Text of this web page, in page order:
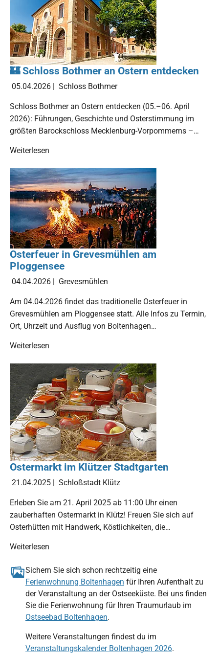
🏰 Schloss Bothmer an Ostern entdecken
05.04.2026 | Schloss Bothmer
Schloss Bothmer an Ostern entdecken (05.–06. April
2026): Führungen, Geschichte und Osterstimmung im
größten Barockschloss Mecklenburg-Vorpommerns –…
Weiterlesen
Osterfeuer in Grevesmühlen am
Ploggensee
04.04.2026 | Grevesmühlen
Am 04.04.2026 findet das traditionelle Osterfeuer in
Grevesmühlen am Ploggensee statt. Alle Infos zu Termin,
Ort, Uhrzeit und Ausflug von Boltenhagen…
Weiterlesen
Ostermarkt im Klützer Stadtgarten
21.04.2025 | Schloßstadt Klütz
Erleben Sie am 21. April 2025 ab 11:00 Uhr einen
zauberhaften Ostermarkt in Klütz! Freuen Sie sich auf
Osterhütten mit Handwerk, Köstlichkeiten, die…
Weiterlesen
Sichern Sie sich schon rechtzeitig eine
Ferienwohnung Boltenhagen für Ihren Aufenthalt zu
der Veranstaltung an der Ostseeküste. Bei uns finden
Sie die Ferienwohnung für Ihren Traumurlaub im
Ostseebad Boltenhagen.
Weitere Veranstaltungen findest du im
Veranstaltungskalender Boltenhagen 2026.